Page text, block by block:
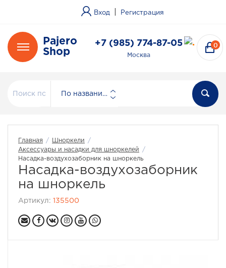
Вход Регистрация
Pajero
Shop
+7 (985) 774-87-05
Москва
0
По названию
Главная / Шноркели
/
Аксессуары и насадки для шноркелей
/
Насадка-воздухозаборник на шноркель
Насадка-воздухозаборник
на шноркель
Артикул: 135500